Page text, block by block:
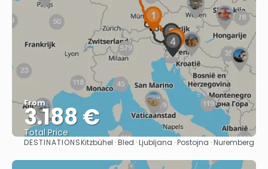
From
3.188 €
Total Price
See
DESTINATIONSKitzbühel · Bled · Ljubljana · Postojna · Nuremberg